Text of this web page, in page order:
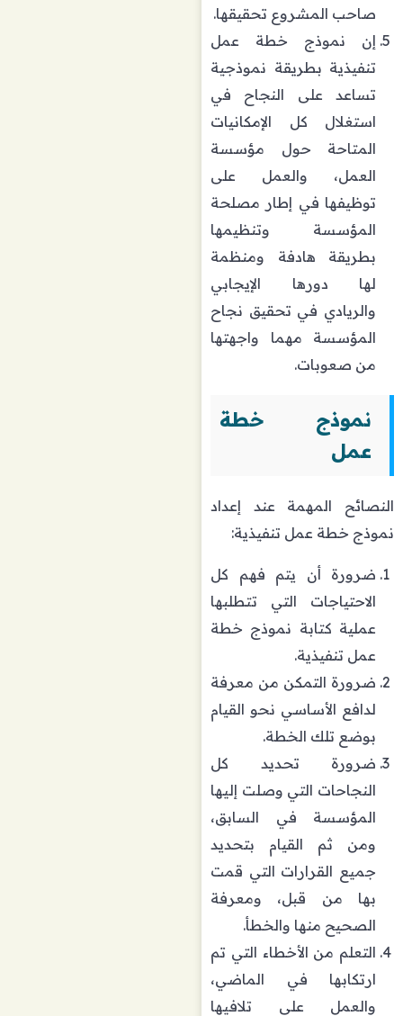
صاحب المشروع تحقيقها.
إن نموذج خطة عمل
تنفيذية بطريقة نموذجية
تساعد على النجاح في
استغلال كل الإمكانيات
المتاحة حول مؤسسة
العمل، والعمل على
توظيفها في إطار مصلحة
المؤسسة وتنظيمها
بطريقة هادفة ومنظمة
لها دورها الإيجابي
والريادي في تحقيق نجاح
المؤسسة مهما واجهتها
من صعوبات.
نموذج خطة
عمل
النصائح المهمة عند إعداد
نموذج خطة عمل تنفيذية:
ضرورة أن يتم فهم كل
الاحتياجات التي تتطلبها
عملية كتابة نموذج خطة
عمل تنفيذية.
ضرورة التمكن من معرفة
لدافع الأساسي نحو القيام
بوضع تلك الخطة.
ضرورة تحديد كل
النجاحات التي وصلت إليها
المؤسسة في السابق،
ومن ثم القيام بتحديد
جميع القرارات التي قمت
بها من قبل، ومعرفة
الصحيح منها والخطأ.
التعلم من الأخطاء التي تم
ارتكابها في الماضي،
والعمل على تلافيها